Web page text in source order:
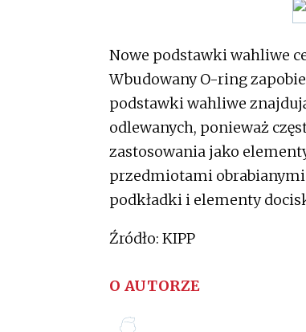
Nowe podstawki wahliwe
Wbudowany O-ring
podstawki wahliwe
odlewanych, ponieważ
zastosowania jako
przedmiotami
podkładki i elementy
Źródło: KIPP
O AUTORZE